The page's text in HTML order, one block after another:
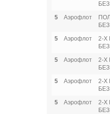
5
Аэрофлот
5
Аэрофлот
2-Х
5
Аэрофлот
2-Х
5
Аэрофлот
2-Х
5
Аэрофлот
2-Х